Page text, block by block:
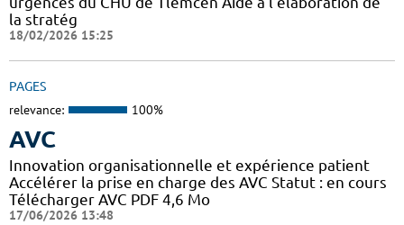
la stratég
18/02/2026 15:25
PAGES
relevance: 100%
AVC
Innovation organisationnelle et expérience patient
Accélérer la prise en charge des AVC Statut : en cours
Télécharger AVC PDF 4,6 Mo
17/06/2026 13:48